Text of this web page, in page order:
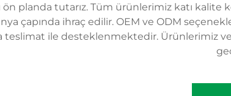
ön planda tutarız. Tüm ürünlerimiz katı
çapında ihraç edilir. OEM ve ODM
teslimat ile desteklenmektedir. Ürünlerimiz